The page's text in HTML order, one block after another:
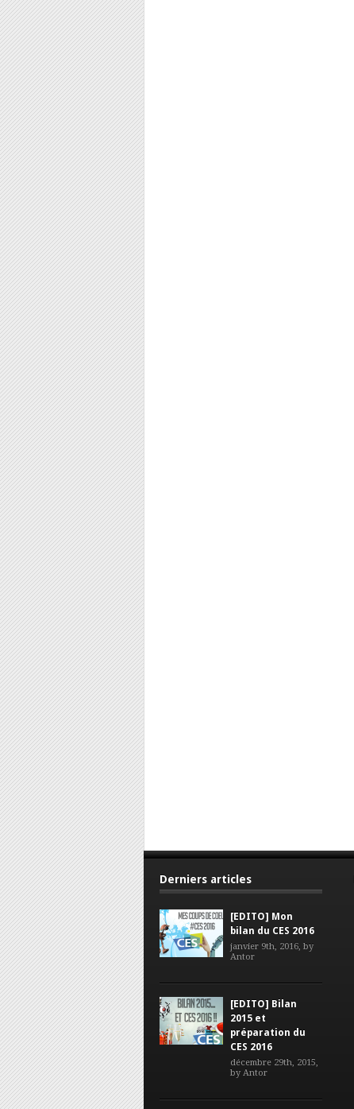
Derniers articles
[EDITO] Mon
bilan du CES 2016
janvier 9th, 2016, by
Antor
[EDITO] Bilan
2015 et
préparation du
CES 2016
décembre 29th, 2015,
by Antor